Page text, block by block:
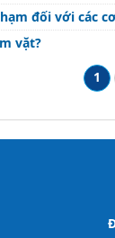
đối với các
vặt?
1